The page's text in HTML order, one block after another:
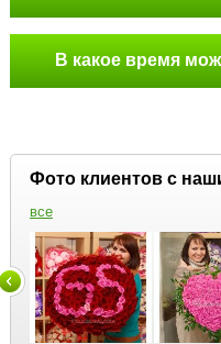
В какое время
Фото клиентов с
все